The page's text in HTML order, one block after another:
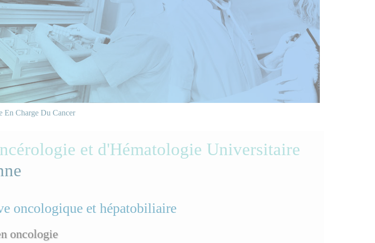
En Charge Du Cancer
et d'Hématologie Universitaire
oncologique et hépatobiliaire
oncologie